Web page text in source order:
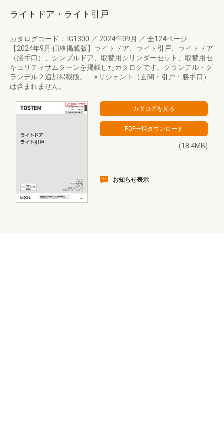
ライトドア・ライト引戸
カタログコード： IG1300 ／ 2024年09月 ／ 全124ページ
【2024年9月 価格掲載版】ライトドア、ライト引戸、ライトドア
（勝手口）、シンプルドア、取替用シリンダーセット、取替用セ
キュリティサムターンを掲載したカタログです。グランデル・グ
ランデル２追加掲載版。 ※リシェント（玄関・引戸・勝手口）
は含まれません。
(18.4MB)
お知らせ表示